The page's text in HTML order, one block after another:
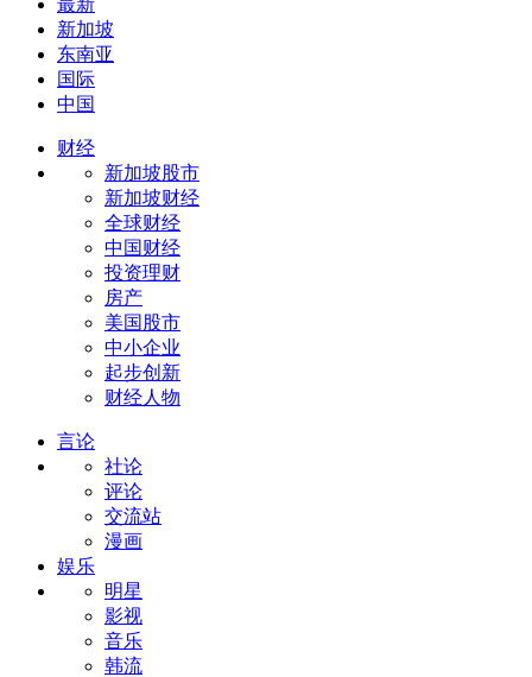
新加坡
东南亚
国际
中国
财经
新加坡股市
新加坡财经
全球财经
中国财经
投资理财
房产
美国股市
中小企业
起步创新
财经人物
言论
社论
评论
交流站
漫画
娱乐
明星
影视
音乐
韩流